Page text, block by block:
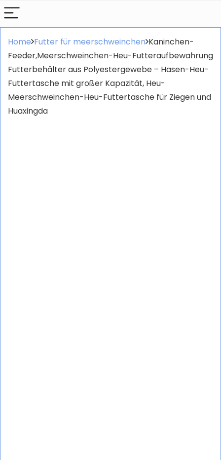
Home Futter für meerschweinchen Kaninchen-
Feeder,Meerschweinchen-Heu-Futteraufbewahrung
Futterbehälter aus Polyestergewebe – Hasen-Heu-
Futtertasche mit großer Kapazität, Heu-
Meerschweinchen-Heu-Futtertasche für Ziegen und
Huaxingda